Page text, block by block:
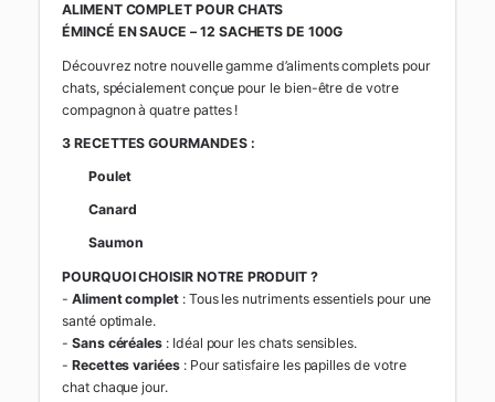
ALIMENT COMPLET POUR CHATS
ÉMINCÉ EN SAUCE – 12 SACHETS DE 100G
Découvrez notre nouvelle gamme d’aliments complets pour
chats, spécialement conçue pour le bien-être de votre
compagnon à quatre pattes !
3 RECETTES GOURMANDES :
Poulet
Canard
Saumon
POURQUOI CHOISIR NOTRE PRODUIT ?
- Aliment complet: Tous les nutriments essentiels pour une
santé optimale.
- Sans céréales : Idéal pour les chats sensibles.
- Recettes variées: Pour satisfaire les papilles de votre
chat chaque jour.